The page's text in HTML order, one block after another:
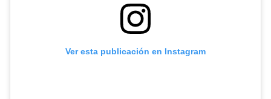
Ver esta publicación en Instagram